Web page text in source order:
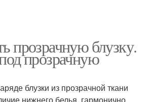
прозрачную блузку.
прозрачную
блузки из прозрачной ткани
нижнего белья, гармонично